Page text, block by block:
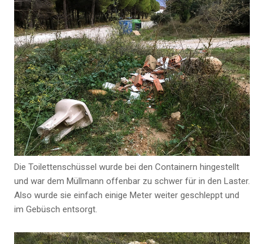
Die Toilettenschüssel wurde bei den Containern hingestellt
und war dem Müllmann offenbar zu schwer für in den Laster.
Also wurde sie einfach einige Meter weiter geschleppt und
im Gebüsch entsorgt.